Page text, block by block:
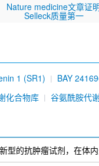
Nature medicine文章证
Selleck质量第一
1 (SR1)
BAY
化合物库 谷氨酰胺代
型的抗肿瘤试剂，在体